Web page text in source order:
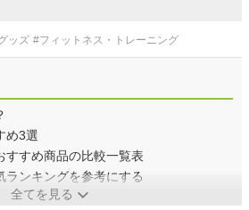
ッズ #フィットネス・トレーニング
め3選
すすめ商品の比較一覧表
ランキングを参考にする
全てを見る